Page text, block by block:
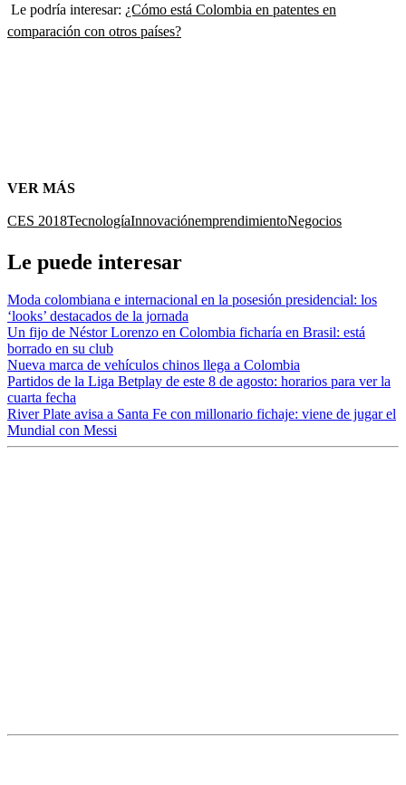
Le podría interesar: ¿Cómo está Colombia en patentes en
comparación con otros países?
VER MÁS
CES 2018TecnologíaInnovaciónemprendimientoNegocios
Le puede interesar
Moda colombiana e internacional en la posesión presidencial: los
‘looks’ destacados de la jornada
Un fijo de Néstor Lorenzo en Colombia ficharía en Brasil: está
borrado en su club
Nueva marca de vehículos chinos llega a Colombia
Partidos de la Liga Betplay de este 8 de agosto: horarios para ver la
cuarta fecha
River Plate avisa a Santa Fe con millonario fichaje: viene de jugar el
Mundial con Messi